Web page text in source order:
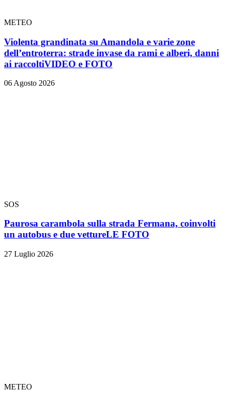
METEO
Violenta grandinata su Amandola e varie zone
dell’entroterra: strade invase da rami e alberi, danni
ai raccoltiVIDEO e FOTO
06 Agosto 2026
SOS
Paurosa carambola sulla strada Fermana, coinvolti
un autobus e due vettureLE FOTO
27 Luglio 2026
METEO